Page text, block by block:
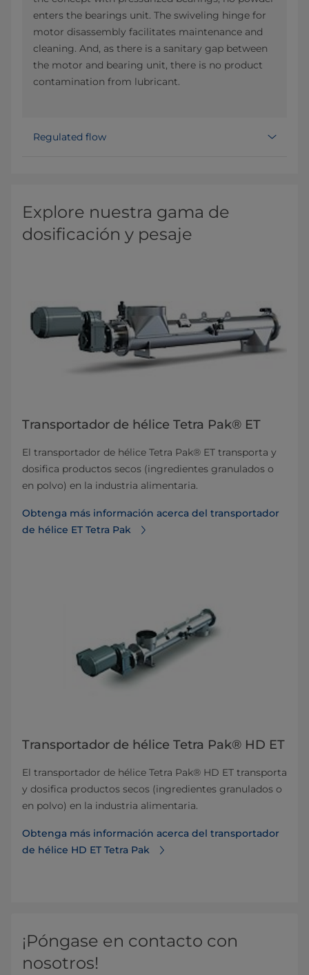
enters the bearings unit. The swiveling hinge for
motor disassembly facilitates maintenance and
cleaning. And, as there is a sanitary gap between
the motor and bearing unit, there is no product
contamination from lubricant.
Regulated flow
Explore nuestra gama de
dosificación y pesaje
Transportador de hélice Tetra Pak® ET
El transportador de hélice Tetra Pak® ET transporta y
dosifica productos secos (ingredientes granulados o
en polvo) en la industria alimentaria.
Obtenga más información acerca del transportador
de hélice ET Tetra Pak
Transportador de hélice Tetra Pak® HD ET
El transportador de hélice Tetra Pak® HD ET transporta
y dosifica productos secos (ingredientes granulados o
en polvo) en la industria alimentaria.
Obtenga más información acerca del transportador
de hélice HD ET Tetra Pak
¡Póngase en contacto con
nosotros!